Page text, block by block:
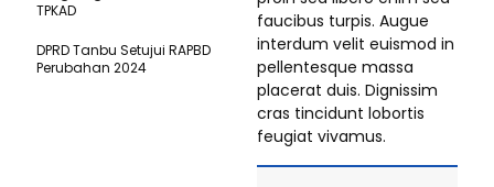
faucibus turpis. Augue
interdum velit euismod in
pellentesque massa
placerat duis. Dignissim
cras tincidunt lobortis
feugiat vivamus.
TPKAD
DPRD Tanbu Setujui RAPBD
Perubahan 2024